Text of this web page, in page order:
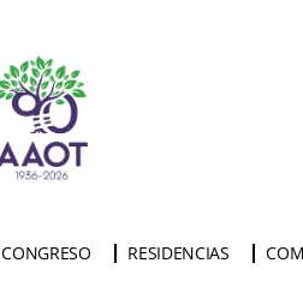
CONGRESO RESIDENCIAS